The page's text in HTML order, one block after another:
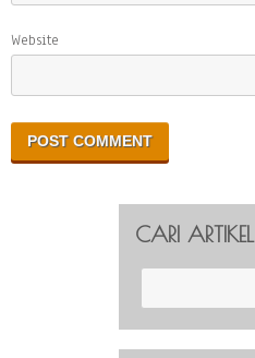
Website
CARI ARTIKEL